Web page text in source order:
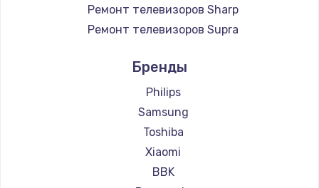
Замена шим-контроллера
Заказать
Настройка Wi-Fi
1030 руб.
Заказать
Ремонт телевизоров Sharp
Ремонт телевизоров Supra
Ремонт телевизоров Hisense
Ремонт телевизоров Daewoo
Ремонт телевизоров Centek
Ремонт телевизоров Telefunken
Ремонт телевизоров Hyundai
Ремонт телевизоров Doffler
Бренды
Philips
Samsung
Toshiba
Xiaomi
BBK